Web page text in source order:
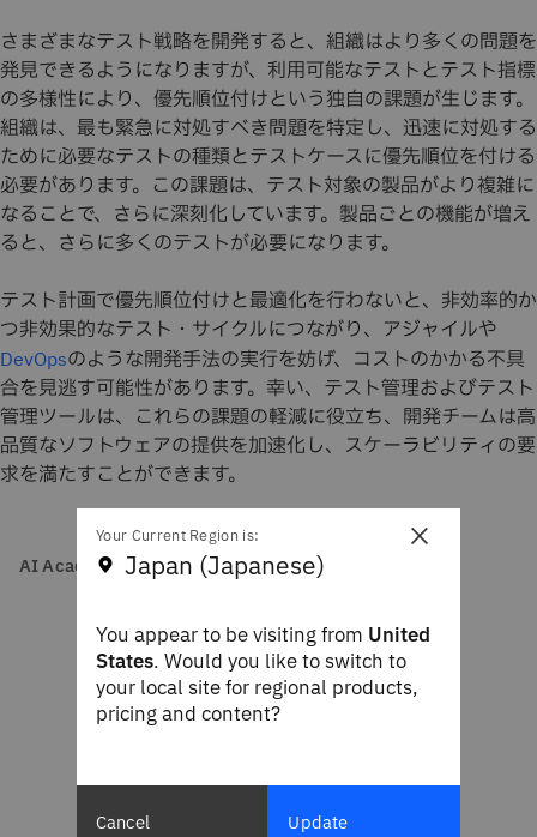
さまざまなテスト戦略を開発すると、組織はより多くの問題を
発見できるようになりますが、利用可能なテストとテスト指標
の多様性により、優先順位付けという独自の課題が生じます。
組織は、最も緊急に対処すべき問題を特定し、迅速に対処する
ために必要なテストの種類とテストケースに優先順位を付ける
必要があります。この課題は、テスト対象の製品がより複雑に
なることで、さらに深刻化しています。製品ごとの機能が増え
ると、さらに多くのテストが必要になります。
テスト計画で優先順位付けと最適化を行わないと、非効率的か
つ非効果的なテスト・サイクルにつながり、アジャイルや
DevOpsのような開発手法の実行を妨げ、コストのかかる不具
合を見逃す可能性があります。幸い、テスト管理およびテスト
管理ツールは、これらの課題の軽減に役立ち、開発チームは高
品質なソフトウェアの提供を加速化し、スケーラビリティの要
求を満たすことができます。
AI Academy
×
Your Current Region is:
Japan (Japanese)
You appear to be visiting from United
States. Would you like to switch to
your local site for regional products,
pricing and content?
Cancel Update